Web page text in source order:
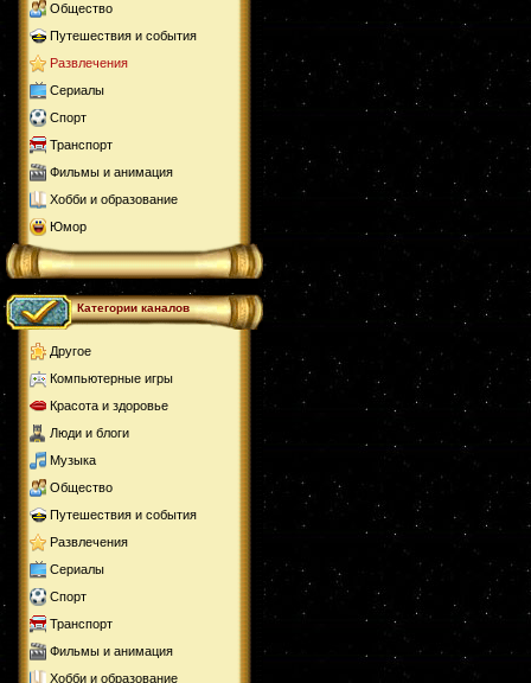
Общество
Путешествия и события
Развлечения
Сериалы
Спорт
Транспорт
Фильмы и анимация
Хобби и образование
Юмор
Категории каналов
Другое
Компьютерные игры
Красота и здоровье
Люди и блоги
Музыка
Общество
Путешествия и события
Развлечения
Сериалы
Спорт
Транспорт
Фильмы и анимация
Хобби и образование